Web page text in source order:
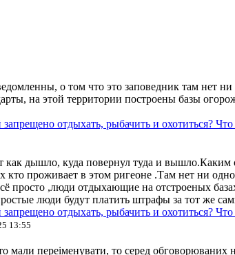
о том что это заповедник там нет ни
на этой территории построены базы
отдыхать, рыбачить и охотиться?
как дышло, куда повернул туда и
кто проживает в этом ригеоне .Там нет ни
просто ,люди отдыхающие на отстроеных
люди будут платить штрафы за тот же
отдыхать, рыбачить и охотиться?
13:55
мали переіменувати, то серед